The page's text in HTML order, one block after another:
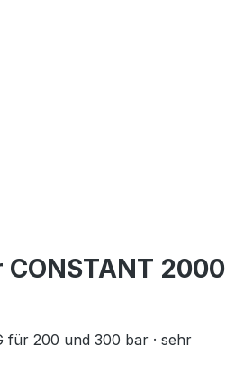
2000
für 200 und 300 bar · sehr